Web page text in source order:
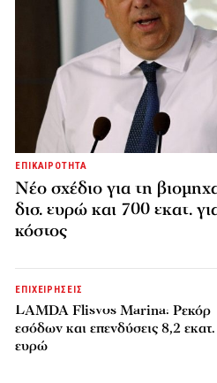
ΕΠΙΚΑΙΡΟΤΗΤΑ
Νέο σχέδιο για τη
δισ. ευρώ και 700 εκατ.
κόστος
ΕΠΙΧΕΙΡΗΣΕΙΣ
LAMDA Flisvos Marina: Ρεκόρ
εσόδων και επενδύσεις 8,2 εκατ.
ευρώ